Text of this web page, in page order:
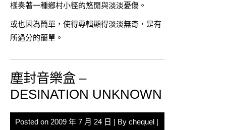
樣奏著一種鄉村小徑的悠閒與淡淡憂傷。
或也因為簡單，使得專輯顯得淡淡無奇，是有
所過分的簡單。
塵封音樂盒 –
DESINATION UNKNOWN
Posted on 2009 年 7 月 24 日 | By chequel |